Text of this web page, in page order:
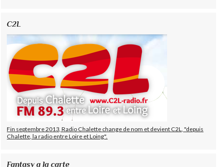
C2L
Fin septembre 2013, Radio Chalette change de nom et devient C2L, "depuis
Chalette, la radio entre Loire et Loing".
Fantasy a la carte